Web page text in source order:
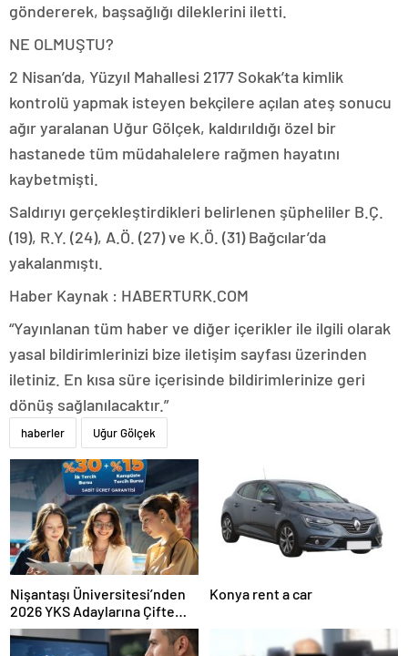
göndererek, başsağlığı dileklerini iletti.
NE OLMUŞTU?
2 Nisan’da, Yüzyıl Mahallesi 2177 Sokak’ta kimlik
kontrolü yapmak isteyen bekçilere açılan ateş sonucu
ağır yaralanan Uğur Gölçek, kaldırıldığı özel bir
hastanede tüm müdahalelere rağmen hayatını
kaybetmişti.
Saldırıyı gerçekleştirdikleri belirlenen şüpheliler B.Ç.
(19), R.Y. (24), A.Ö. (27) ve K.Ö. (31) Bağcılar’da
yakalanmıştı.
Haber Kaynak : HABERTURK.COM
“Yayınlanan tüm haber ve diğer içerikler ile ilgili olarak
yasal bildirimlerinizi bize iletişim sayfası üzerinden
iletiniz. En kısa süre içerisinde bildirimlerinize geri
dönüş sağlanılacaktır.”
haberler Uğur Gölçek
Nişantaşı Üniversitesi’nden
2026 YKS Adaylarına Çifte
Güvence: Sabit Ücret ve
Kesintisiz Burs
Konya rent a car